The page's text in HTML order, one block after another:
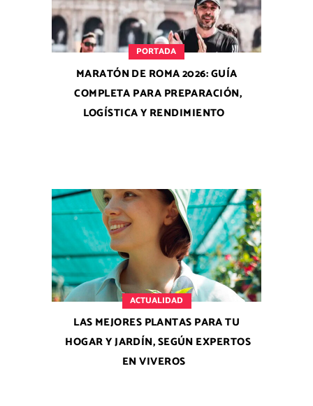
PORTADA
MARATÓN DE ROMA 2026: GUÍA
COMPLETA PARA PREPARACIÓN,
LOGÍSTICA Y RENDIMIENTO
ACTUALIDAD
LAS MEJORES PLANTAS PARA TU
HOGAR Y JARDÍN, SEGÚN EXPERTOS
EN VIVEROS